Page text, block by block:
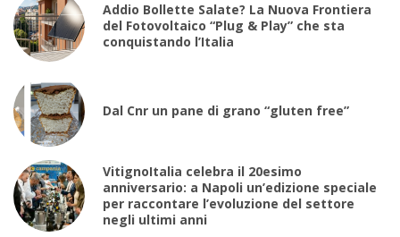
Addio Bollette Salate? La Nuova Frontiera
del Fotovoltaico “Plug & Play” che sta
conquistando l’Italia
Dal Cnr un pane di grano “gluten free”
VitignoItalia celebra il 20esimo
anniversario: a Napoli un’edizione speciale
per raccontare l’evoluzione del settore
negli ultimi anni